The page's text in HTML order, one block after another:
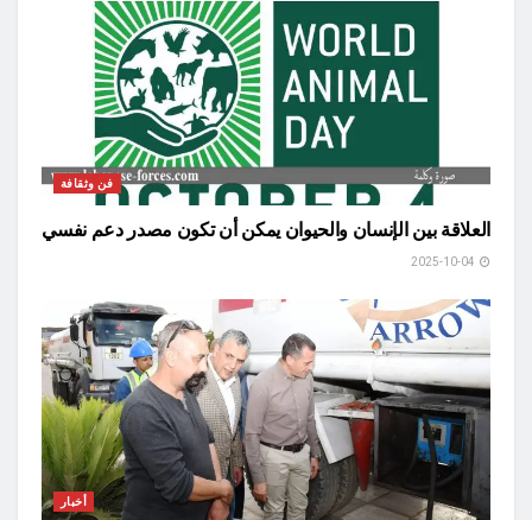
فن وثقافة
العلاقة بين الإنسان والحيوان يمكن أن تكون مصدر دعم نفسي
أخبار